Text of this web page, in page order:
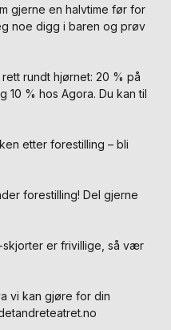
gjerne en halvtime før for
noe digg i baren og prøv
rundt hjørnet: 20 % på
10 % hos Agora. Du kan til
etter forestilling – bli
forestilling! Del gjerne
skjorter er frivillige, så vær
vi kan gjøre for din